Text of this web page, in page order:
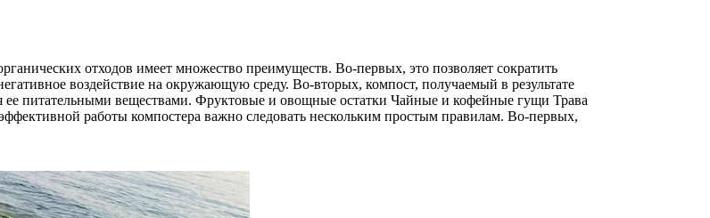
отходов имеет множество преимуществ. Во-первых, это позволяет сократить
воздействие на окружающую среду. Во-вторых, компост, получаемый в результате
ее питательными веществами. Фруктовые и овощные остатки Чайные и кофейные гущи Трава
работы компостера важно следовать нескольким простым правилам. Во-первых,